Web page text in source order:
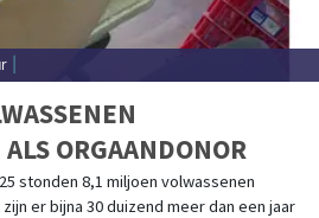
ORGAANDONOR
stonden 8,1 miljoen volwassenen
er bijna 30 duizend meer dan een jaar